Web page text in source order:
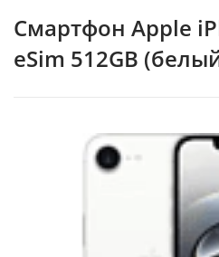
Смартфон Apple
eSim 512GB